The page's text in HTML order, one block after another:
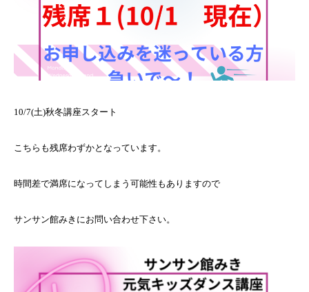
10/7(土)秋冬講座スタート
こちらも残席わずかとなっています。
時間差で満席になってしまう可能性もありますので
サンサン館みきにお問い合わせ下さい。